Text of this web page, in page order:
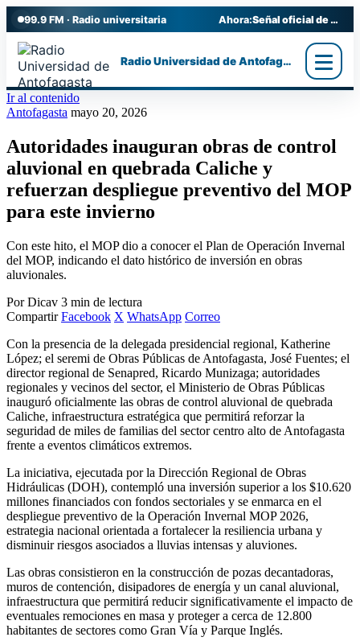
99.9 FM · Radio universitaria Ahora: Señal oficial de Radio UA
Radio Universidad de Antofagasta
Ir al contenido
Antofagasta mayo 20, 2026
Autoridades inauguran obras de control
aluvional en quebrada Caliche y
refuerzan despliegue preventivo del MOP
para este invierno
Con este hito, el MOP dio a conocer el Plan de Operación Invernal
del MOP, indicando el dato histórico de inversión en obras
aluvionales.
Por Dicav 3 min de lectura
Compartir Facebook X WhatsApp Correo
Con la presencia de la delegada presidencial regional, Katherine
López; el seremi de Obras Públicas de Antofagasta, José Fuentes; el
director regional de Senapred, Ricardo Munizaga; autoridades
regionales y vecinos del sector, el Ministerio de Obras Públicas
inauguró oficialmente las obras de control aluvional de quebrada
Caliche, infraestructura estratégica que permitirá reforzar la
seguridad de miles de familias del sector centro alto de Antofagasta
frente a eventos climáticos extremos.
La iniciativa, ejecutada por la Dirección Regional de Obras
Hidráulicas (DOH), contempló una inversión superior a los $10.620
millones financiados con fondos sectoriales y se enmarca en el
despliegue preventivo de la Operación Invernal MOP 2026,
estrategia nacional orientada a fortalecer la resiliencia urbana y
disminuir riesgos asociados a lluvias intensas y aluviones.
Las obras consistieron en la construcción de pozas decantadoras,
muros de contención, disipadores de energía y un canal aluvional,
infraestructura que permitirá reducir significativamente el impacto de
eventuales remociones en masa y proteger a cerca de 12.800
habitantes de sectores como Gran Vía y Parque Inglés.